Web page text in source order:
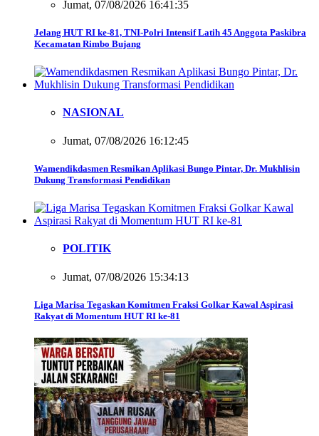
Jumat, 07/08/2026 16:41:35
Jelang HUT RI ke-81, TNI-Polri Intensif Latih 45 Anggota Paskibra
Kecamatan Rimbo Bujang
NASIONAL
Jumat, 07/08/2026 16:12:45
Wamendikdasmen Resmikan Aplikasi Bungo Pintar, Dr. Mukhlisin
Dukung Transformasi Pendidikan
POLITIK
Jumat, 07/08/2026 15:34:13
Liga Marisa Tegaskan Komitmen Fraksi Golkar Kawal Aspirasi
Rakyat di Momentum HUT RI ke-81